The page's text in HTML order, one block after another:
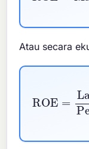
Atau secara